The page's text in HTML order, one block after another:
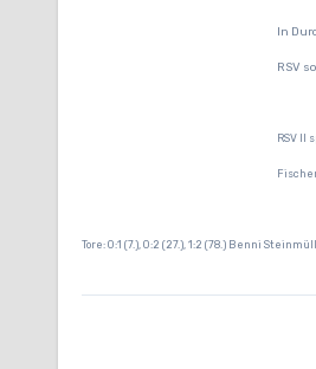
In
RSV
RSV II
Tore: 0:1 (7.), 0:2 (27.), 1:2 (78.) Benni